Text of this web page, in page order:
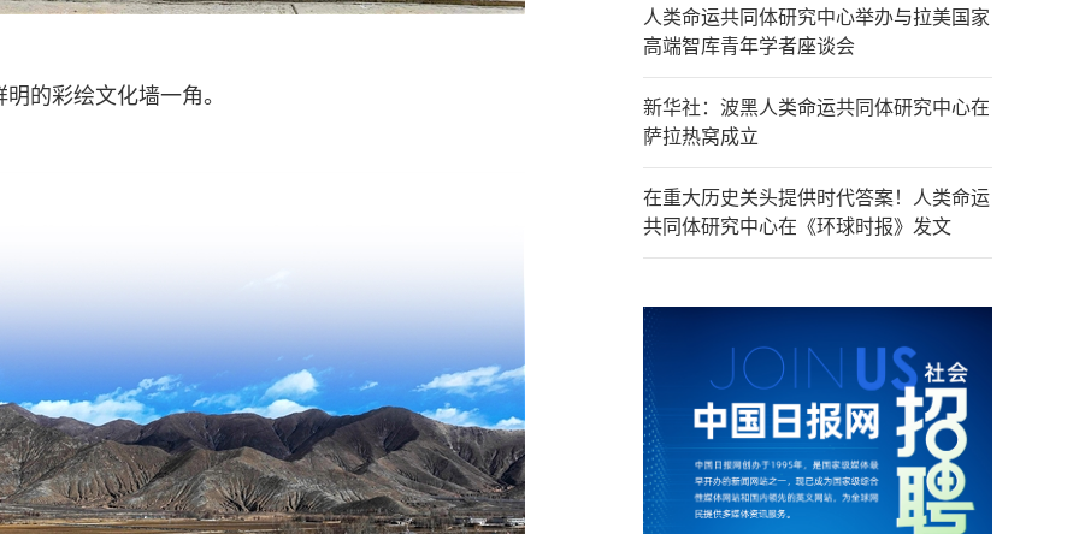
的彩绘文化墙一角。
人类命运共同体研究中心举办与拉美国家
高端智库青年学者座谈会
新华社：波黑人类命运共同体研究中心在
萨拉热窝成立
在重大历史关头提供时代答案！人类命运
共同体研究中心在《环球时报》发文